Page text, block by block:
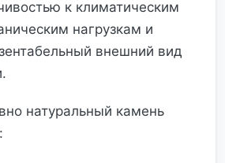
к климатическим
нагрузкам и
внешний вид
натуральный камень